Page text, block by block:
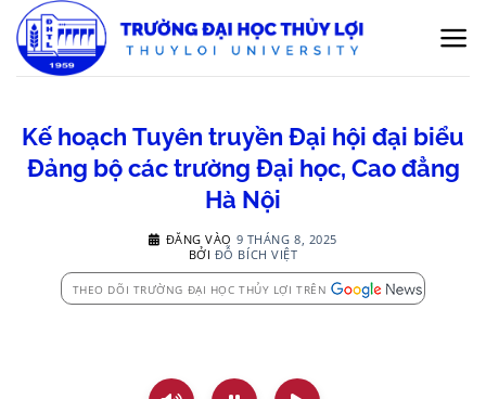
qua
nội
Kế hoạch Tuyên truyền Đại hội đại biểu
Đảng bộ các trường Đại học, Cao đẳng
Hà Nội
ĐĂNG VÀO 9 THÁNG 8, 2025
BỞI ĐỖ BÍCH VIỆT
THEO DÕI TRƯỜNG ĐẠI HỌC THỦY LỢI TRÊN